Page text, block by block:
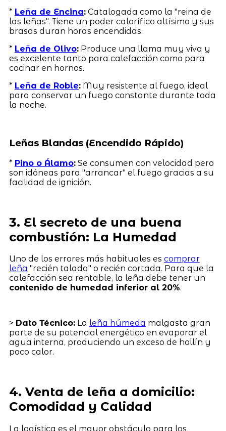
* Leña de Encina:Catalogada como la "reina de
las leñas". Tiene un poder calorífico altísimo y sus
brasas duran horas encendidas.
* Leña de Olivo:Produce una llama muy viva y
es excelente tanto para calefacción como para
cocinar en hornos.
* Leña de Roble:Muy resistente al fuego, ideal
para conservar un fuego constante durante toda
la noche.
Leñas Blandas (Encendido Rápido)
* Pino o Álamo:Se consumen con velocidad pero
son idóneas para "arrancar" el fuego gracias a su
facilidad de ignición.
3. El secreto de una buena
combustión: La Humedad
Uno de los errores más habituales es comprar
leña "recién talada" o recién cortada. Para que la
calefacción sea rentable, la leña debe tener un
contenido de humedad inferior al 20%.
> Dato Técnico:La leña húmeda malgasta gran
parte de su potencial energético en evaporar el
agua interna, produciendo un exceso de hollín y
poco calor.
4. Venta de leña a domicilio:
Comodidad y Calidad
La logística es el mayor obstáculo para los